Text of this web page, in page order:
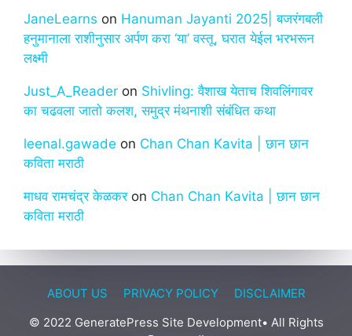
JaneLearns on Hanuman Jayanti 2025| बजरंगबली
हनुमानाला राशीनुसार अर्पण करा ‘या’ वस्तू, घरात येईल भरभरून
लक्ष्मी
Just_A_Reader on Shivling: वैशाख येताच शिवलिंगावर
का चढवला जातो कलश, समुद्र मंथनाशी संबंधित कथा
leenal.gawade on Chan Chan Kavita | छान छान
कविता मराठी
माधव रामचंद्र केळकरon Chan Chan Kavita | छान छान
कविता मराठी
ABOUT US PRIVACY POLICY
DISCLAIMER
© 2022 GeneratePress Site Development• All Rights